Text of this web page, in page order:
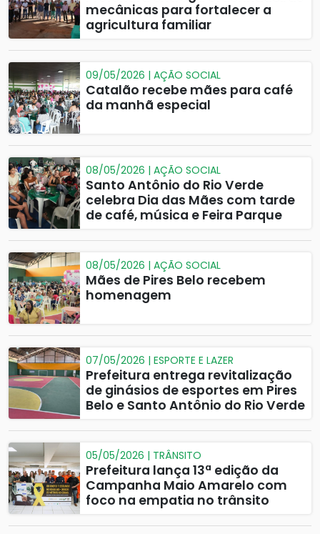
mecânicas para fortalecer a
agricultura familiar
09/05/2026 | AÇÃO SOCIAL
Catalão recebe mães para café
da manhã especial
08/05/2026 | AÇÃO SOCIAL
Santo Antônio do Rio Verde
celebra Dia das Mães com tarde
de café, música e Feira Parque
08/05/2026 | AÇÃO SOCIAL
Mães de Pires Belo recebem
homenagem
07/05/2026 | ESPORTE E LAZER
Prefeitura entrega revitalização
de ginásios de esportes em Pires
Belo e Santo Antônio do Rio Verde
05/05/2026 | TRÂNSITO
Prefeitura lança 13ª edição da
Campanha Maio Amarelo com
foco na empatia no trânsito